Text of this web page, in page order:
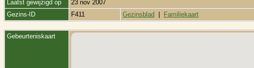
Laatst gewijzigd op
23 nov 2007
Gezins-ID
F411 Gezinsblad Familiekaart
Gebeurteniskaart